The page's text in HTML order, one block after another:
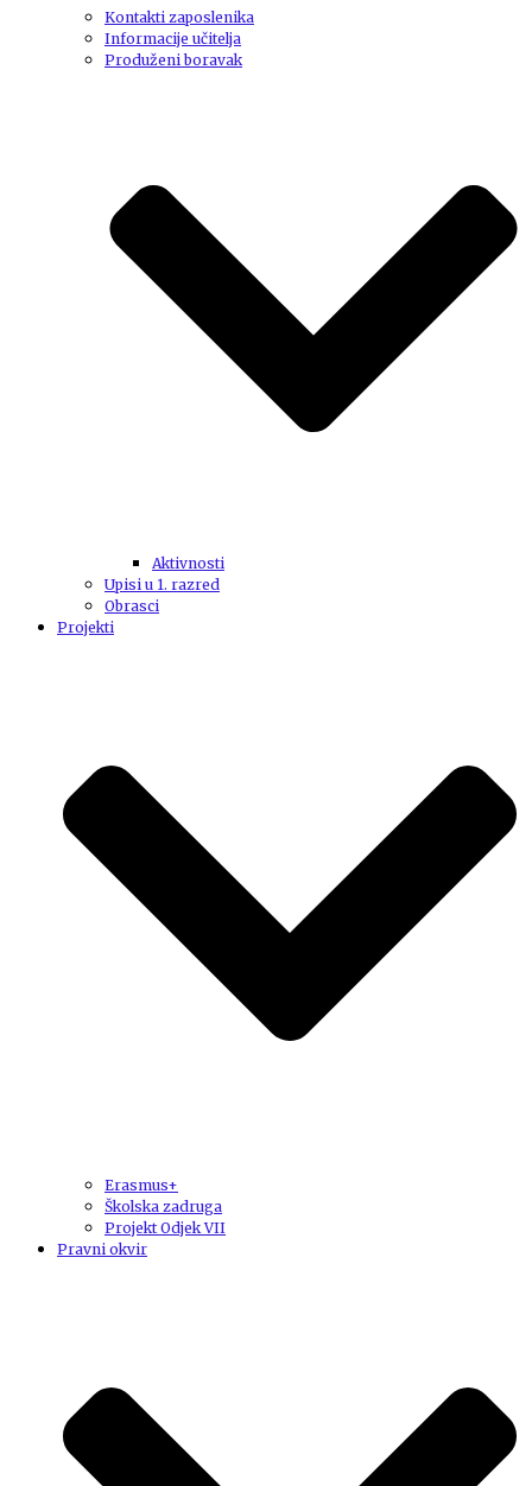
Kontakti zaposlenika
Informacije učitelja
Produženi boravak
Aktivnosti
Upisi u 1. razred
Obrasci
Projekti
Erasmus+
Školska zadruga
Projekt Odjek VII
Pravni okvir